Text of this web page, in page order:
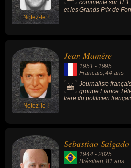
Notez-le !
commenté sur TF1
et les Grands Prix de
compagnie de José
aux premières
Ténéré à pied, et a écrit
tout terrain » (1987). Il fut
la chanteuse Jeane
Notez-le !
Jean Mamère
1951 - 1995
Francais , 44 ans
Journaliste
groupe France
frère du politicien
Sebastiao Salgado
1944 - 2025
Brésilien, 81 ans